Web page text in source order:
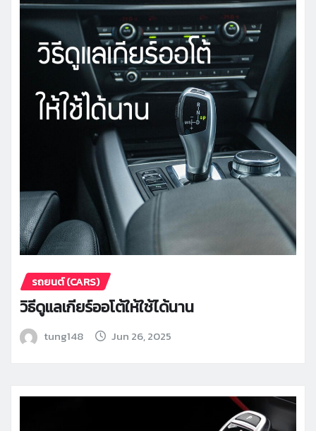
รถยนต์ (CARS)
วิธีดูแลเกียร์ออโต้ให้ใช้ได้นาน
tung148 Jun 26, 2025